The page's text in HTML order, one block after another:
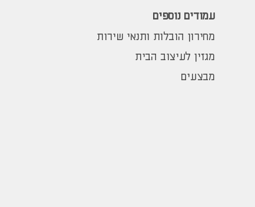
עמודים נוספים
מחירון הובלות ותנאי שירות
מגזין לעיצוב הבית
מבצעים